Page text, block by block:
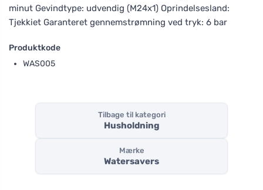
minut Gevindtype: udvendig (M24x1) Oprindelsesland:
Tjekkiet Garanteret gennemstrømning ved tryk: 6 bar
Produktkode
WAS005
Tilbage til kategori
Husholdning
Mærke
Watersavers